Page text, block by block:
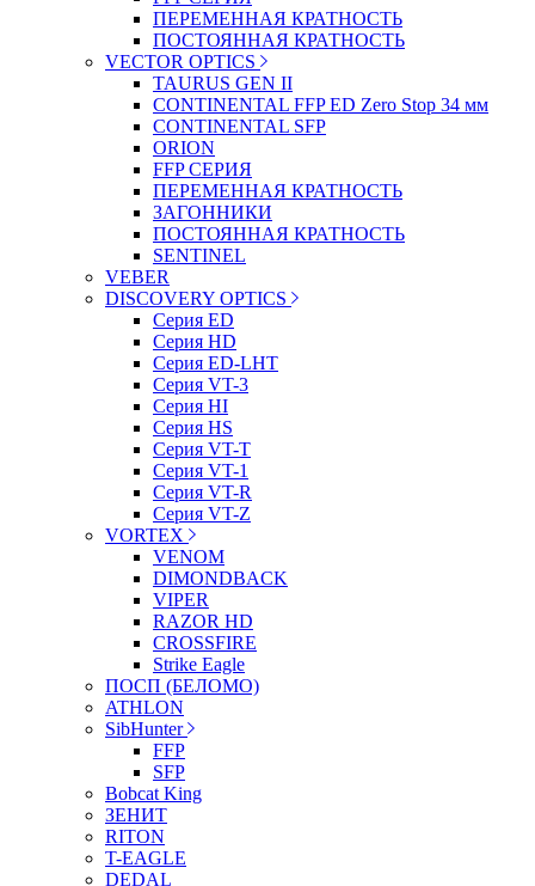
ПЕРЕМЕННАЯ КРАТНОСТЬ
ПОСТОЯННАЯ КРАТНОСТЬ
VECTOR OPTICS
TAURUS GEN II
CONTINENTAL FFP ED Zero Stop 34 мм
CONTINENTAL SFP
ORION
FFP СЕРИЯ
ПЕРЕМЕННАЯ КРАТНОСТЬ
ЗАГОННИКИ
ПОСТОЯННАЯ КРАТНОСТЬ
SENTINEL
VEBER
DISCOVERY OPTICS
Серия ED
Серия HD
Серия ED-LHT
Серия VT-3
Серия HI
Серия HS
Серия VT-T
Серия VT-1
Серия VT-R
Серия VT-Z
VORTEX
VENOM
DIMONDBACK
VIPER
RAZOR HD
CROSSFIRE
Strike Eagle
ПОСП (БЕЛОМО)
ATHLON
SibHunter
FFP
SFP
Bobcat King
ЗЕНИТ
RITON
T-EAGLE
DEDAL